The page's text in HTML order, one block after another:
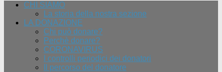
CHI SIAMO
La storia della nostra sezione
LA DONAZIONE
Chi può donare?
Perchè donare?
CORONAVIRUS
I controlli periodici dei donatori
Il percorso del donatore